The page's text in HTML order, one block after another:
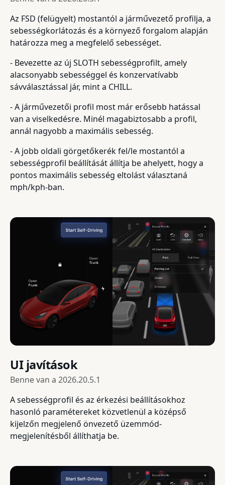
Az FSD (felügyelt) mostantól a járművezető profilja, a
sebességkorlátozás és a környező forgalom alapján
határozza meg a megfelelő sebességet.
- Bevezette az új SLOTH sebességprofilt, amely
alacsonyabb sebességgel és konzervatívabb
sávválasztással jár, mint a CHILL.
- A járművezetői profil most már erősebb hatással
van a viselkedésre. Minél magabiztosabb a profil,
annál nagyobb a maximális sebesség.
- A jobb oldali görgetőkerék fel/le mostantól a
sebességprofil beállítását állítja be ahelyett, hogy a
pontos maximális sebesség eltolást választaná
mph/kph-ban.
UI javítások
Benne van a 2026.20.5.1
A sebességprofil és az érkezési beállításokhoz
hasonló paramétereket közvetlenül a középső
kijelzőn megjelenő önvezető üzemmód-
megjelenítésből állíthatja be.